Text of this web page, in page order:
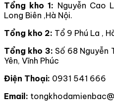
Tổng kho 1: Nguyễn Cao
Long Biên ,Hà Nội.
Tổng kho 2: Tổ 9 Phú La ,
Tổng kho 3: Số 68 Nguyễn
Yên, Vĩnh Phúc
Điện Thoại: 0931 541 666
Email: